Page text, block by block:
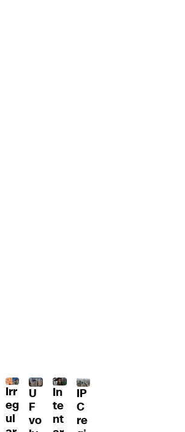
Irr
eg
ul
U
F
vo
In
te
nt
IP
C
re